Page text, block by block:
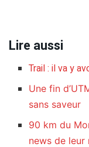
Lire aussi
Trail : il va y
Une fin
sans saveur
90 km du
news de leur